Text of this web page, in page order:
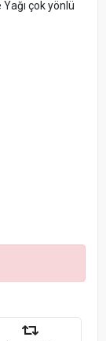
çok yönlü